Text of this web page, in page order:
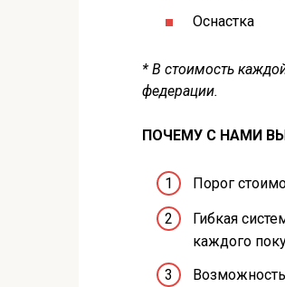
Оснастка
* В стоимость
федерации.
ПОЧЕМУ С НАМИ
Порог
Гибкая
каждого